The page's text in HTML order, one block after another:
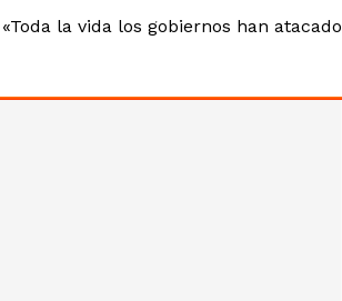
la vida los gobiernos han atacado